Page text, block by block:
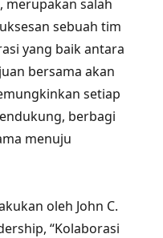
merupakan salah
sebuah tim
yang baik antara
bersama akan
setiap
berbagi
menuju
oleh John C.
“Kolaborasi